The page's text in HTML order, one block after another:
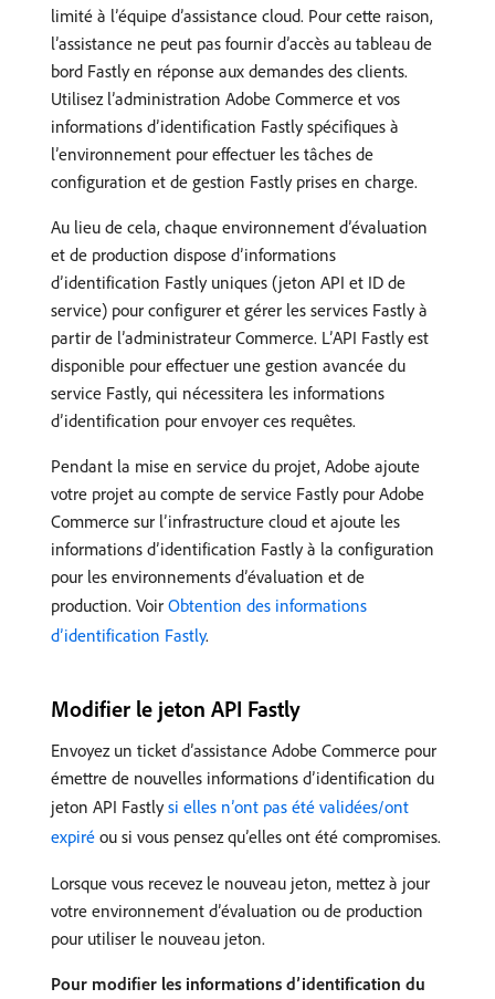
limité à l’équipe d’assistance cloud. Pour cette raison,
l’assistance ne peut pas fournir d’accès au tableau de
bord Fastly en réponse aux demandes des clients.
Utilisez l’administration Adobe Commerce et vos
informations d’identification Fastly spécifiques à
l’environnement pour effectuer les tâches de
configuration et de gestion Fastly prises en charge.
Au lieu de cela, chaque environnement d’évaluation
et de production dispose d’informations
d’identification Fastly uniques (jeton API et ID de
service) pour configurer et gérer les services Fastly à
partir de l’administrateur Commerce. L’API Fastly est
disponible pour effectuer une gestion avancée du
service Fastly, qui nécessitera les informations
d’identification pour envoyer ces requêtes.
Pendant la mise en service du projet, Adobe ajoute
votre projet au compte de service Fastly pour Adobe
Commerce sur l’infrastructure cloud et ajoute les
informations d’identification Fastly à la configuration
pour les environnements d’évaluation et de
production. Voir Obtention des informations
d’identification Fastly.
Modifier le jeton API Fastly
Envoyez un ticket d’assistance Adobe Commerce pour
émettre de nouvelles informations d’identification du
jeton API Fastlysi elles n’ont pas été validées/ont
expiré ou si vous pensez qu’elles ont été compromises.
Lorsque vous recevez le nouveau jeton, mettez à jour
votre environnement d’évaluation ou de production
pour utiliser le nouveau jeton.
Pour modifier les informations d’identification du